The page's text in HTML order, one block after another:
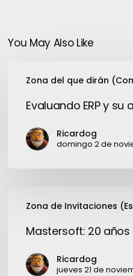
You May Also Like
Zona del que dirán
aniversario
Evaluando ERP y su
Ricardog
domingo 2 de
Zona de Invitaciones
sudor
Mastersoft: 20
Ricardog
jueves 21 de